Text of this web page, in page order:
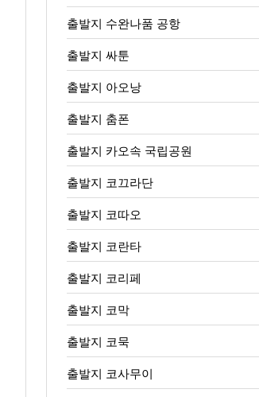
출발지 수완나품 공항
출발지 싸툰
출발지 아오낭
출발지 춤폰
출발지 카오속 국립공원
출발지 코끄라단
출발지 코따오
출발지 코란타
출발지 코리페
출발지 코막
출발지 코묵
출발지 코사무이